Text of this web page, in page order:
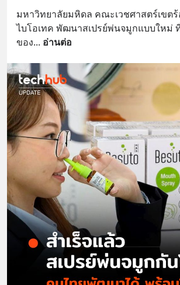
มหาวิทยาลัยมหิดล คณะเวชศาสตร์เขต
ไบโอเทค พัฒนาสเปรย์พ่นจมูกแบบใหม่
ของ... อ่านต่อ